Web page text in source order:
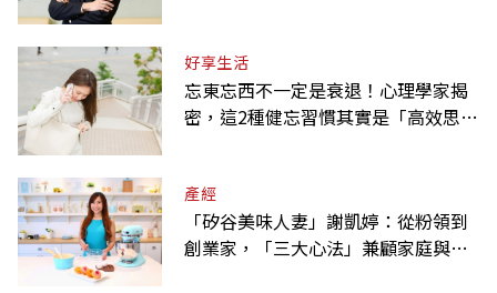
好享生活
忘東忘西不一定是衰退！心理學家揭
密，這2種健忘習慣其實是「高效思
產經
「矽谷美味人妻」謝凱婷：從粉領到
創業家，「三大心法」兼顧家庭與事